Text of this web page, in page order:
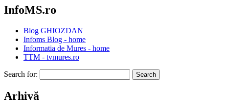
InfoMS.ro
Blog GHIOZDAN
Infoms Blog - home
Informatia de Mures - home
TTM - tvmures.ro
Search for:
Arhivă